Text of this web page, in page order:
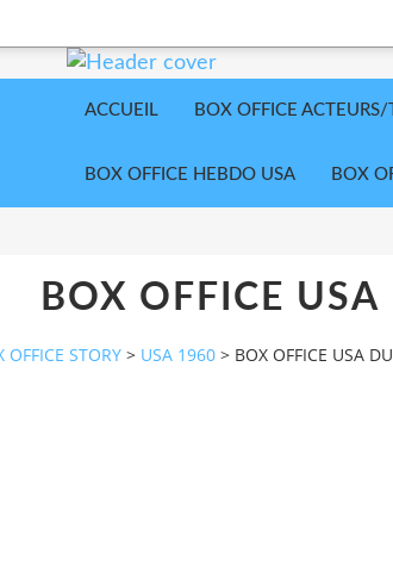
ACCUEIL BOX OFFICE ACTEURS/
BOX OFFICE HEBDO USA BOX
BOX OFFICE
OFFICE STORY > USA 1960 > BOX OFFICE USA